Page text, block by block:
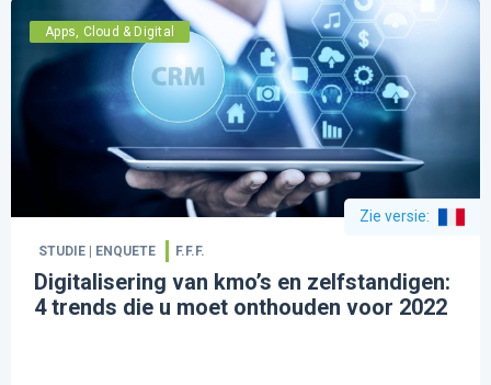
Apps, Cloud & Digital
Zie versie:
STUDIE | ENQUETE F.F.F.
Digitalisering van kmo’s en zelfstandigen:
4 trends die u moet onthouden voor 2022